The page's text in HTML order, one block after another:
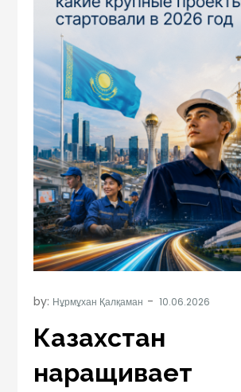
by: Нұрмұхан Қалқаман
Казахстан
наращивает